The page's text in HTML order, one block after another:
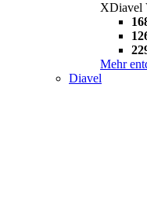
XDiavel
Mehr
Diavel